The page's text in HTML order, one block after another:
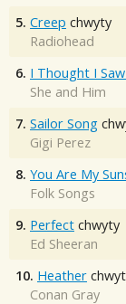
5. Creep chwyty
Radiohead
6. I Thought I
She and Him
7. Sailor Song
Gigi Perez
8. You Are My
Folk Songs
9. Perfect chwyty
Ed Sheeran
10. Heather
Conan Gray